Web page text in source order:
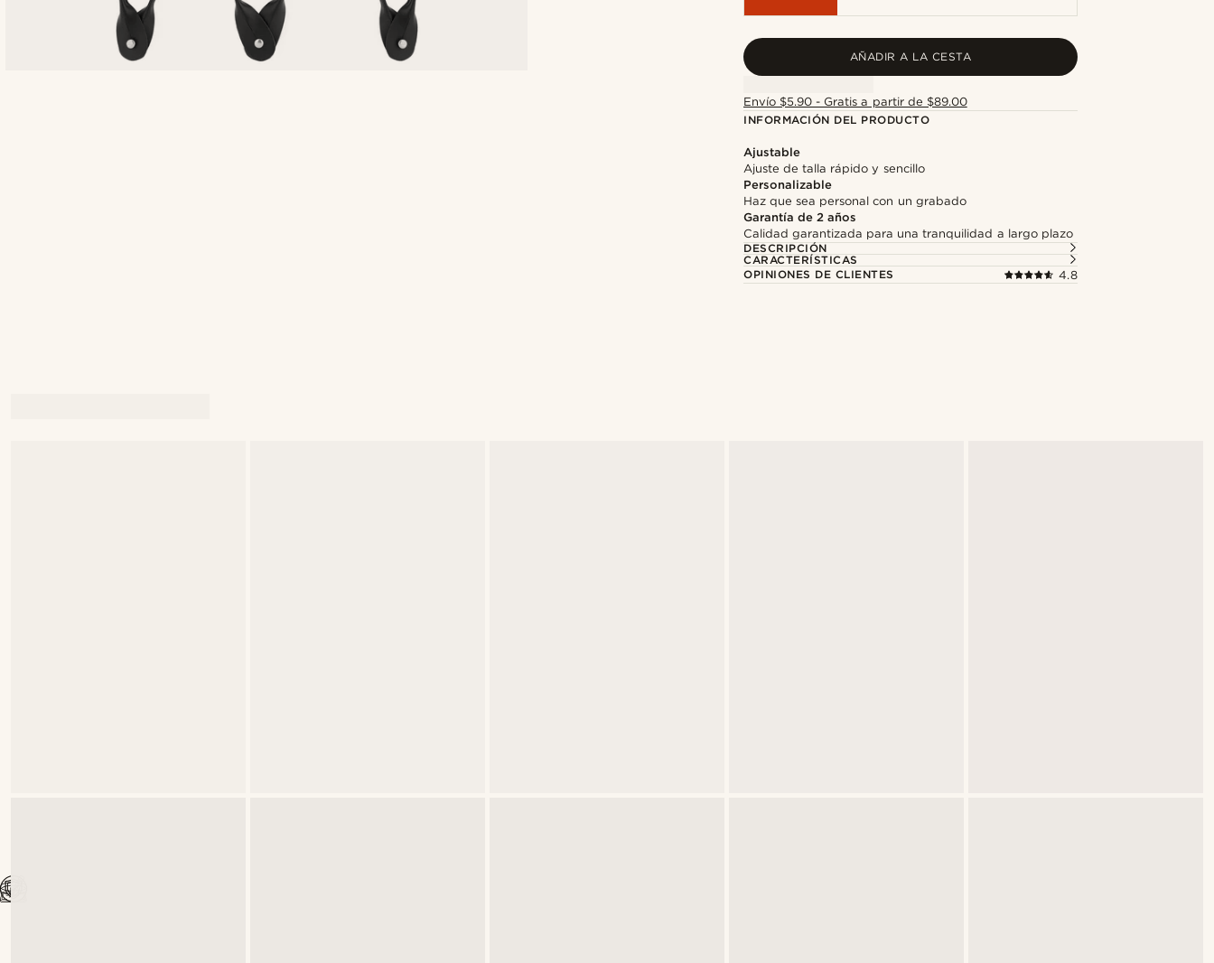
AÑADIR A LA CESTA
Envío $5.90 - Gratis a partir de $89.00
INFORMACIÓN DEL PRODUCTO
Ajustable
Ajuste de talla rápido y sencillo
Personalizable
Haz que sea personal con un grabado
Garantía de 2 años
Calidad garantizada para una tranquilidad a largo plazo
DESCRIPCIÓN
CARACTERÍSTICAS
OPINIONES DE CLIENTES
4.8